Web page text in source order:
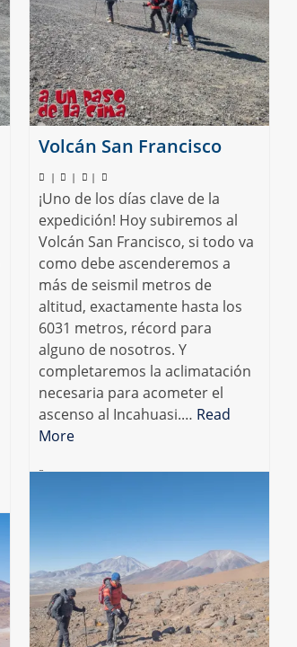
Volcán San Francisco
| | |
¡Uno de los días clave de la
expedición! Hoy subiremos al
Volcán San Francisco, si todo va
como debe ascenderemos a
más de seismil metros de
altitud, exactamente hasta los
6031 metros, récord para
alguno de nosotros. Y
completaremos la aclimatación
necesaria para acometer el
ascenso al Incahuasi.… Read
More
Argentina,Catamarca,La Diagonal,La Gruta,Paso